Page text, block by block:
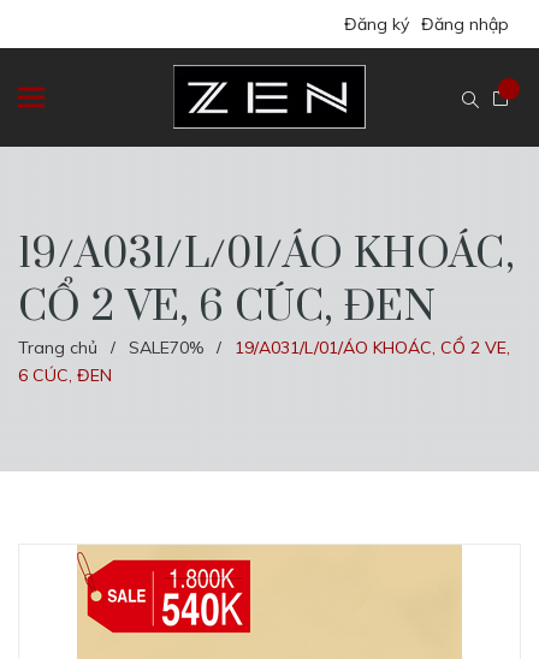
Đăng ký Đăng nhập
19/A031/L/01/ÁO KHOÁC,
CỔ 2 VE, 6 CÚC, ĐEN
Trang chủ / SALE70% /
19/A031/L/01/ÁO KHOÁC, CỔ 2 VE,
6 CÚC, ĐEN